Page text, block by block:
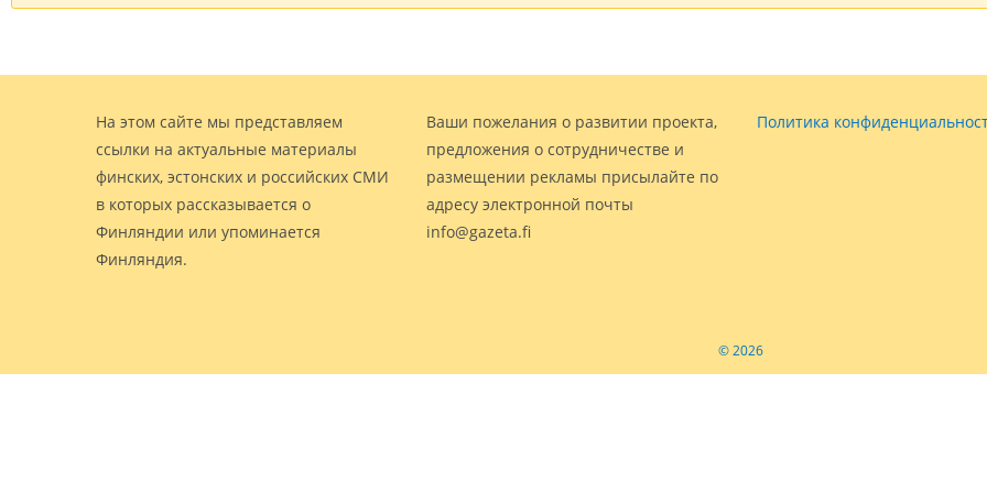
На этом сайте мы представляем
ссылки на актуальные материалы
финских, эстонских и российских СМИ
в которых рассказывается о
Финляндии или упоминается
Финляндия.
Ваши пожелания о развитии проекта,
предложения о сотрудничестве и
размещении рекламы присылайте по
адресу электронной почты
info@gazeta.fi
Политика
© 2026